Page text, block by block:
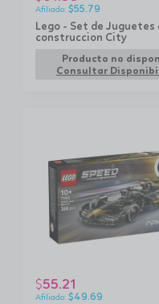
Lego - Set de Juguetes
construccion City
$55.79
Producto no
Consultar
$55.21
$49.69